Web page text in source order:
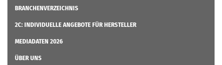
BRANCHENVERZEICHNIS
2C: INDIVIDUELLE ANGEBOTE FÜR HERSTELLER
MEDIADATEN 2026
ÜBER UNS